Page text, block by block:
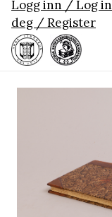
Logg inn / Log in
deg / Register